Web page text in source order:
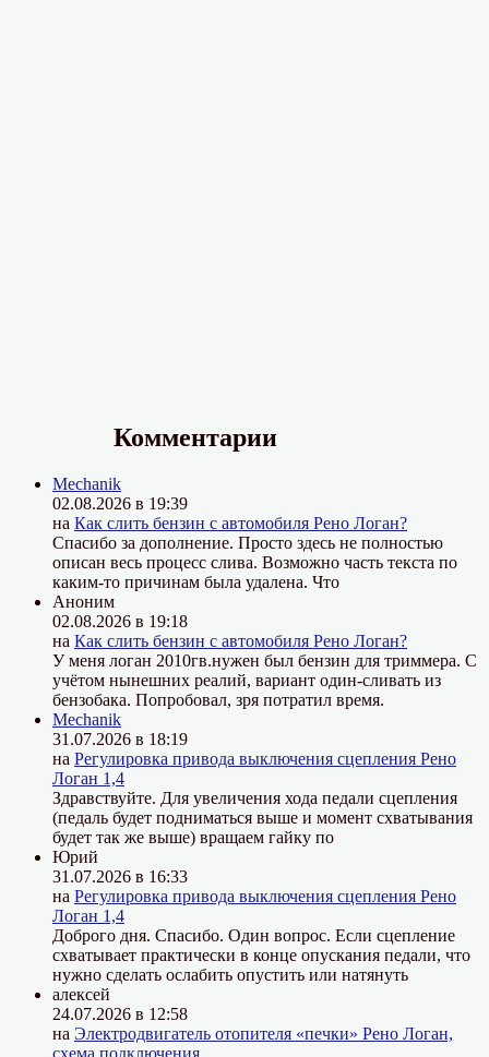
Комментарии
Mechanik
02.08.2026 в 19:39
на Как слить бензин с автомобиля Рено Логан?
Спасибо за дополнение. Просто здесь не полностью
описан весь процесс слива. Возможно часть текста по
каким-то причинам была удалена. Что
Аноним
02.08.2026 в 19:18
на Как слить бензин с автомобиля Рено Логан?
У меня логан 2010гв.нужен был бензин для триммера. С
учётом нынешних реалий, вариант один-сливать из
бензобака. Попробовал, зря потратил время.
Mechanik
31.07.2026 в 18:19
на Регулировка привода выключения сцепления Рено
Логан 1,4
Здравствуйте. Для увеличения хода педали сцепления
(педаль будет подниматься выше и момент схватывания
будет так же выше) вращаем гайку по
Юрий
31.07.2026 в 16:33
на Регулировка привода выключения сцепления Рено
Логан 1,4
Доброго дня. Спасибо. Один вопрос. Если сцепление
схватывает практически в конце опускания педали, что
нужно сделать ослабить опустить или натянуть
алексей
24.07.2026 в 12:58
на Электродвигатель отопителя «печки» Рено Логан,